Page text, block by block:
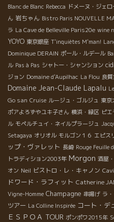
Blanc de Blanc Rebecca ドメーヌ・ジェ
ん 岩ちゃん Bistro Paris NOUVELLE
ラ La Cave de Belleville Paris20e wine
YOYO 東京銀座 T'inquiètes M'man!
Dominique DERAIN ポール・ルデール
ル Pas à Pas シャトー・シャンション
ジョン Domaine d'Aupilhac La Flou 良
Domaine Jean-Claude Lapalu
Go san Cruise ルージュ・ゴルジュ 東京
ポアよろずやユキ子さん 横浜・緑区 ピ
ル モペルチュイ・ネイルプラージュ
Setagaya オリオル モルゴン１６ エピス
ップ・ヴァレット 長崎 Rouge Feuille
トラディション2003年 Morgon 酒屋
オン Neil ビストロ・レ・キャノン
ドワード・ラフィット Catherine
Vigne-Homme Champagne 串揚げ ラ
ツアー La Colline Inspirée コート・デ
ＥＳＰＯＡ TOUR ポンポワ2015年